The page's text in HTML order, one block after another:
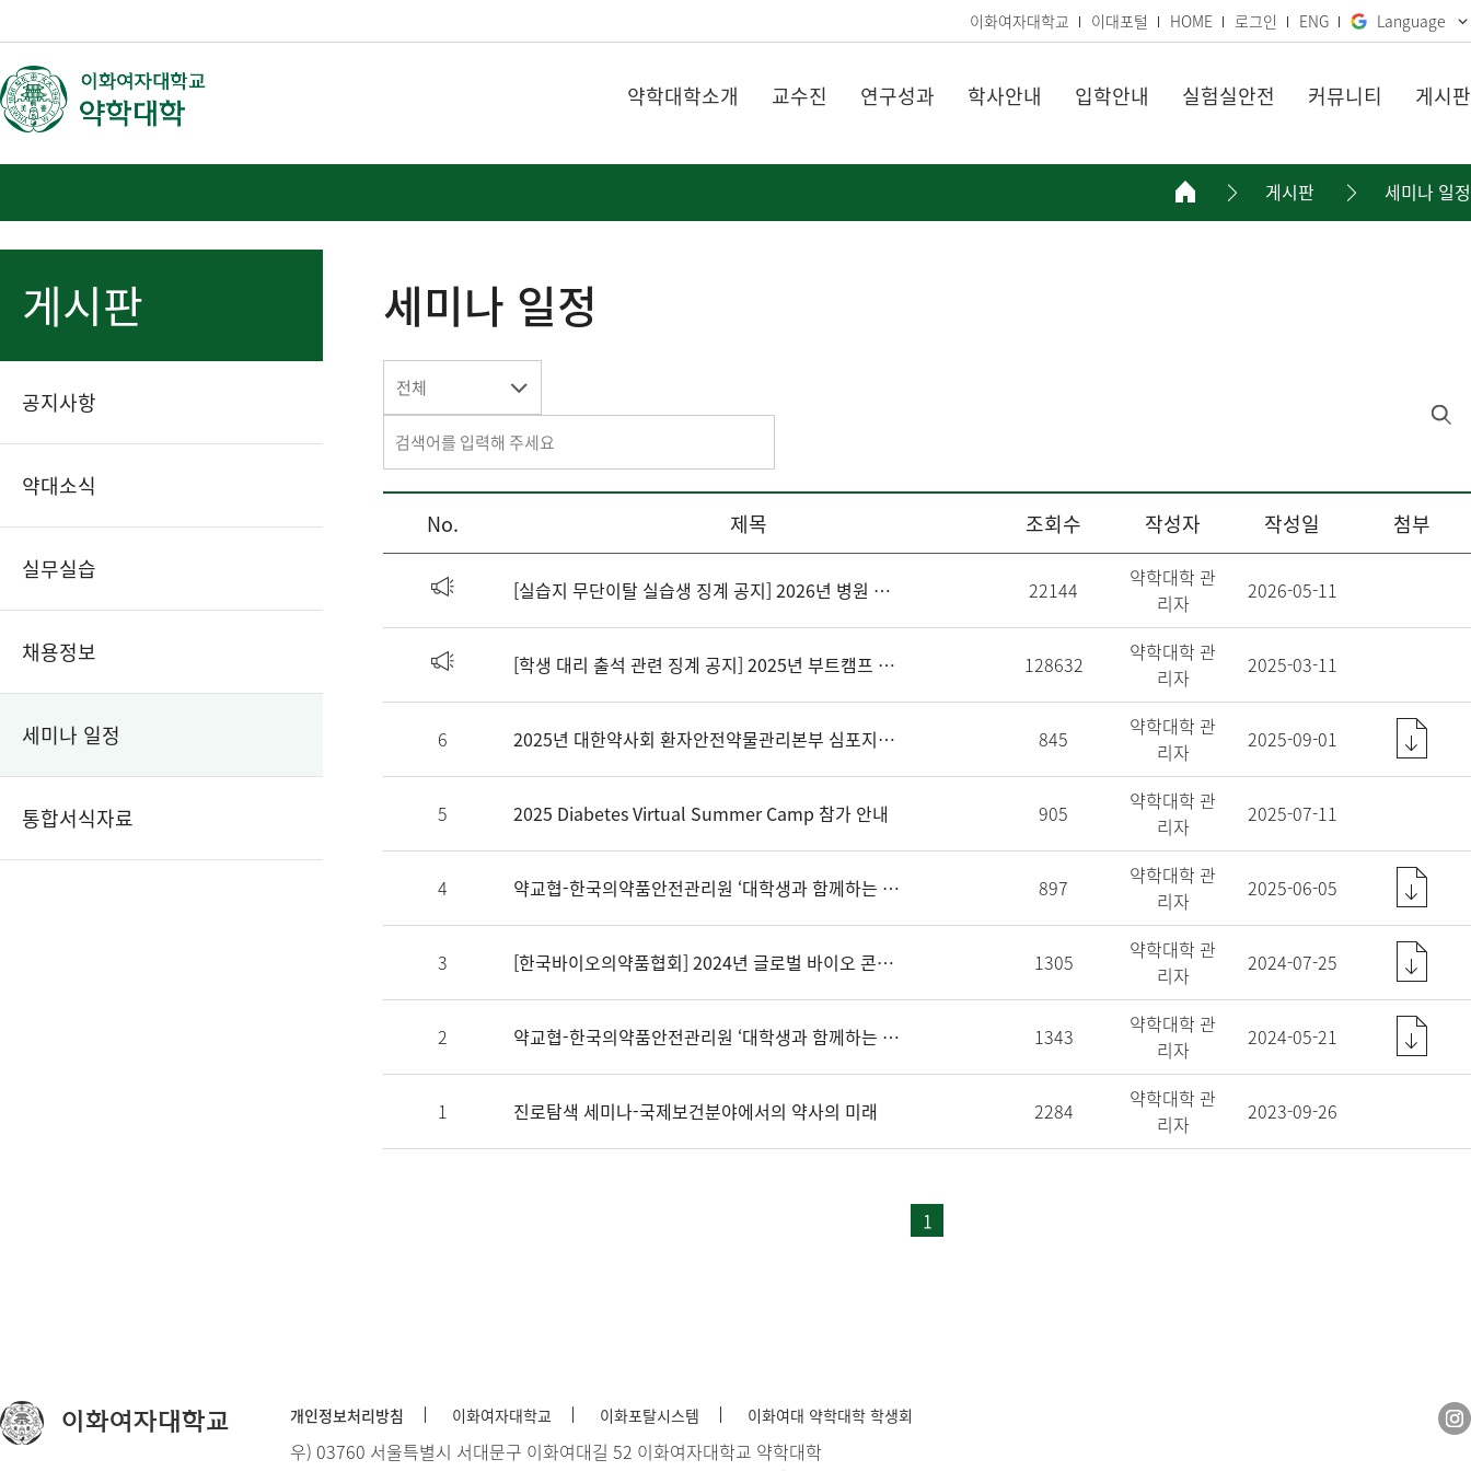
이화여자대학교 이대포털 HOME 로그인 ENG Language
약학대학소개 교수진 연구성과 학사안내 입학안내 실험실안전 커뮤니티 게시판
게시판 세미나 일정
게시판
공지사항
약대소식
실무실습
채용정보
세미나 일정
통합서식자료
세미나 일정
전체
No. 제목 조회수 작성자 작성일 첨부
[실습지 무단이탈 실습생 징계 공지] 2026년 병원 필수실무실습 관련 22144
약학대학 관
리자
2026-05-11
[학생 대리 출석 관련 징계 공지] 2025년 부트캠프 수업관련 128632
약학대학 관
리자
2025-03-11
6 2025년 대한약사회 환자안전약물관리본부 심포지엄 개최 845
약학대학 관
리자
2025-09-01
5 2025 Diabetes Virtual Summer Camp 참가 안내 905
약학대학 관
리자
2025-07-11
4 약교협-한국의약품안전관리원 ‘대학생과 함께하는 의약품 안전 세미나’ 개최 안내 897
약학대학 관
리자
2025-06-05
3 [한국바이오의약품협회] 2024년 글로벌 바이오 콘퍼런스 개최 1305
약학대학 관
리자
2024-07-25
2 약교협-한국의약품안전관리원 ‘대학생과 함께하는 의약품 안전 세미나’ 안내 1343
약학대학 관
리자
2024-05-21
1 진로탐색 세미나-국제보건분야에서의 약사의 미래 2284
약학대학 관
리자
2023-09-26
1
이화여자대학교 개인정보처리방침 이화여자대학교 이화포탈시스템 이화여대 약학대학 학생회
우) 03760 서울특별시 서대문구 이화여대길 52 이화여자대학교 약학대학